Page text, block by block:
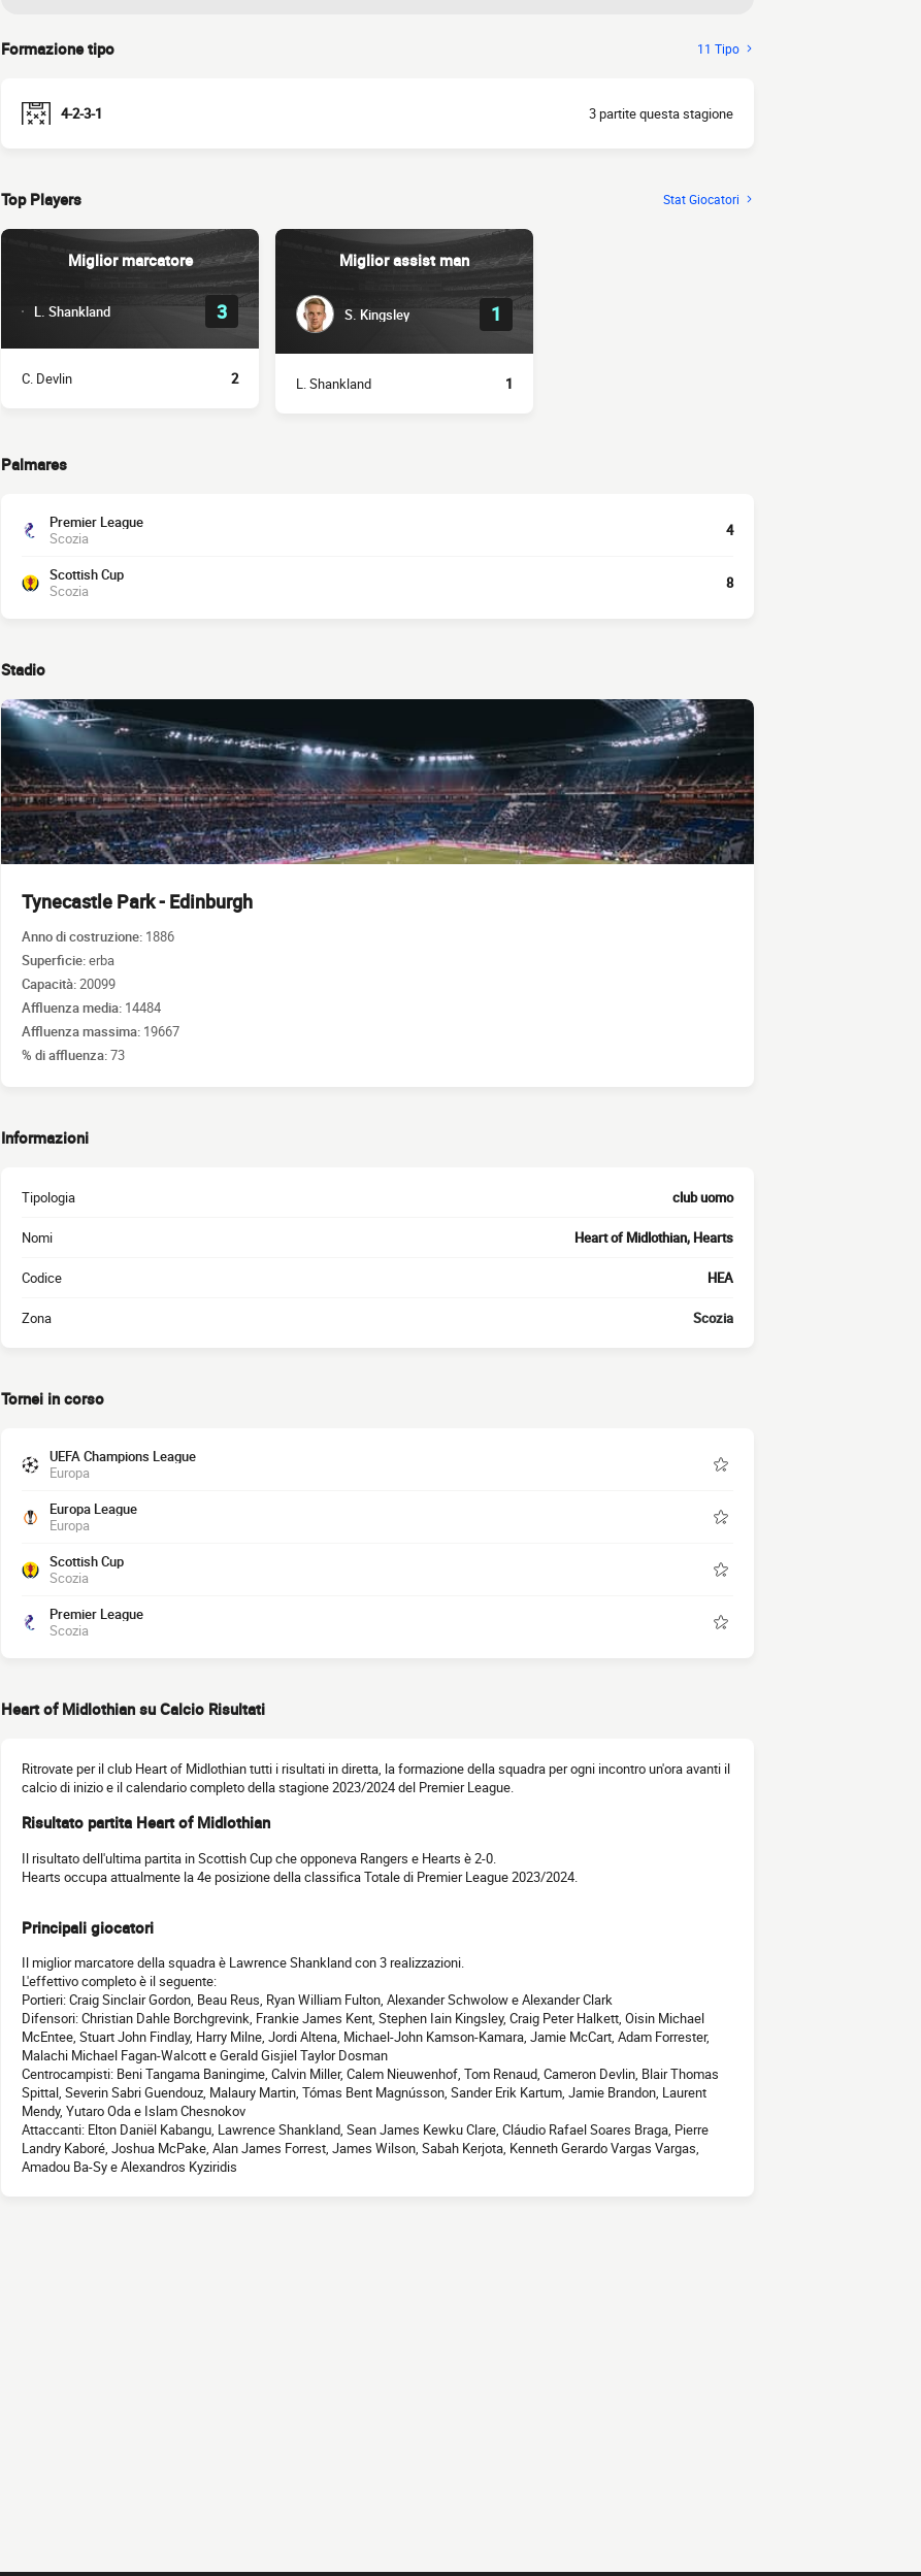
Formazione tipo 11 Tipo
4-2-3-1 3 partite questa stagione
Top Players Stat Giocatori
Miglior marcatore
L. Shankland 3
C. Devlin 2
Miglior assist man
S. Kingsley 1
L. Shankland 1
Palmares
Premier League
Scozia
4
Scottish Cup
Scozia
8
Stadio
Tynecastle Park - Edinburgh
Anno di costruzione: 1886
Superficie:erba
Capacità:20099
Affluenza media: 14484
Affluenza massima: 19667
% di affluenza:73
Informazioni
Tipologia club uomo
Nomi Heart of Midlothian, Hearts
Codice HEA
Zona Scozia
Tornei in corso
UEFA Champions League
Europa
Europa League
Europa
Scottish Cup
Scozia
Premier League
Scozia
Heart of Midlothian su Calcio Risultati
Ritrovate per il club Heart of Midlothian tutti i risultati in diretta, la formazione della squadra per ogni incontro un'ora avanti il
calcio di inizio e il calendario completo della stagione 2023/2024 del Premier League.
Risultato partita Heart of Midlothian
Il risultato dell'ultima partita in Scottish Cup che opponeva Rangers e Hearts è 2-0.
Hearts occupa attualmente la 4e posizione della classifica Totale di Premier League 2023/2024.
Principali giocatori
Il miglior marcatore della squadra è Lawrence Shankland con 3 realizzazioni.
L'effettivo completo è il seguente:
Portieri: Craig Sinclair Gordon, Beau Reus, Ryan William Fulton, Alexander Schwolow e Alexander Clark
Difensori: Christian Dahle Borchgrevink, Frankie James Kent, Stephen Iain Kingsley, Craig Peter Halkett, Oisin Michael
McEntee, Stuart John Findlay, Harry Milne, Jordi Altena, Michael-John Kamson-Kamara, Jamie McCart, Adam Forrester,
Malachi Michael Fagan-Walcott e Gerald Gisjiel Taylor Dosman
Centrocampisti: Beni Tangama Baningime, Calvin Miller, Calem Nieuwenhof, Tom Renaud, Cameron Devlin, Blair Thomas
Spittal, Severin Sabri Guendouz, Malaury Martin, Tómas Bent Magnússon, Sander Erik Kartum, Jamie Brandon, Laurent
Mendy, Yutaro Oda e Islam Chesnokov
Attaccanti: Elton Daniël Kabangu, Lawrence Shankland, Sean James Kewku Clare, Cláudio Rafael Soares Braga, Pierre
Landry Kaboré, Joshua McPake, Alan James Forrest, James Wilson, Sabah Kerjota, Kenneth Gerardo Vargas Vargas,
Amadou Ba-Sy e Alexandros Kyziridis